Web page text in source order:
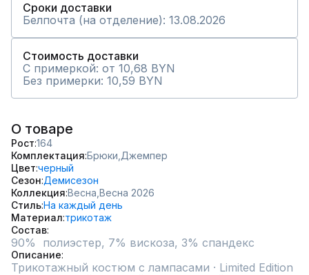
Сроки доставки
Белпочта (на отделение): 13.08.2026
Стоимость доставки
С примеркой: от 10,68 BYN
Без примерки: 10,59 BYN
О товаре
Рост 164
Комплектация Брюки, Джемпер
Цвет черный
Сезон Демисезон
Коллекция Весна, Весна 2026
СтильНа каждый день
Материал трикотаж
Состав
90%  полиэстер, 7% вискоза, 3% спандекс
Описание
Трикотажный костюм с лампасами · Limited Edition